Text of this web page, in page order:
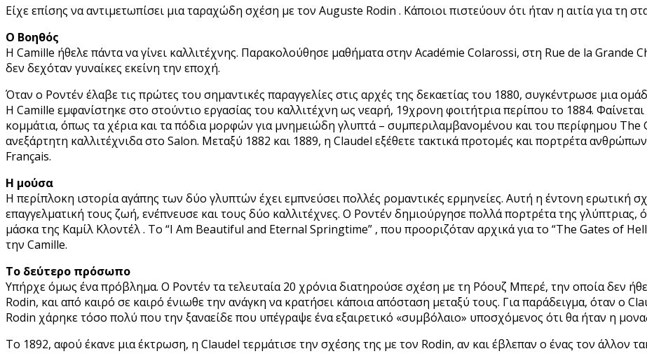
Είχε επίσης να αντιμετωπίσει μια ταραχώδη σχέση με τον Auguste Rodin . Κάποιοι πιστεύουν ότι ήταν η αιτία για τη
Ο Βοηθός
Η Camille ήθελε πάντα να γίνει καλλιτέχνης. Παρακολούθησε μαθήματα στην Académie Colarossi, στη Rue de la Grande
δεν δεχόταν γυναίκες εκείνη την εποχή.
Όταν ο Ροντέν έλαβε τις πρώτες του σημαντικές παραγγελίες στις αρχές της δεκαετίας του 1880, συγκέντρωσε μια
Η Camille εμφανίστηκε στο στούντιο εργασίας του καλλιτέχνη ως νεαρή, 19χρονη φοιτήτρια περίπου το 1884.
κομμάτια, όπως τα χέρια και τα πόδια μορφών για μνημειώδη γλυπτά – συμπεριλαμβανομένου και του περίφημου
ανεξάρτητη καλλιτέχνιδα στο Salon. Μεταξύ 1882 και 1889, η Claudel εξέθετε τακτικά προτομές και πορτρέτα
Français.
Η μούσα
Η περίπλοκη ιστορία αγάπης των δύο γλυπτών έχει εμπνεύσει πολλές ρομαντικές ερμηνείες. Αυτή η έντονη ερωτική
επαγγελματική τους ζωή, ενέπνευσε και τους δύο καλλιτέχνες. Ο Ροντέν δημιούργησε πολλά πορτρέτα της γλύπτριας,
μάσκα της Καμίλ Κλοντέλ . Το “I Am Beautiful and Eternal Springtime” , που προοριζόταν αρχικά για το “The Gates of
την Camille.
Το δεύτερο πρόσωπο
Υπήρχε όμως ένα πρόβλημα. Ο Ροντέν τα τελευταία 20 χρόνια διατηρούσε σχέση με τη Ρόουζ Μπερέ, την οποία δεν
Rodin, και από καιρό σε καιρό ένιωθε την ανάγκη να κρατήσει κάποια απόσταση μεταξύ τους. Για παράδειγμα, όταν ο
Rodin χάρηκε τόσο πολύ που την ξαναείδε που υπέγραψε ένα εξαιρετικό «συμβόλαιο» υποσχόμενος ότι θα ήταν η
Το 1892, αφού έκανε μια έκτρωση, η Claudel τερμάτισε την σχέσης της με τον Rodin, αν και έβλεπαν ο ένας τον άλλον